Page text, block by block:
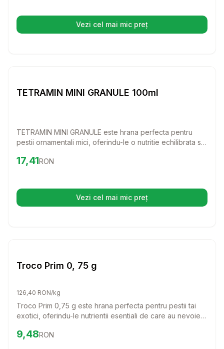
Vezi cel mai mic preț(se deschide într-o filă nouă)
Hrana Granule Pesti
TETRAMIN MINI GRANULE 100ml
TETRAMIN MINI GRANULE este hrana perfecta pentru
pestii ornamentali mici, oferindu-le o nutritie echilibrata si
ridicata, astfel incat pestii tai sa se bucure de fiecare
Preț:17.41
17,41RON
Vezi cel mai mic preț(se deschide într-o filă nouă)
Troco Prim 0, 75 g
126,40 RON/kg
Troco Prim 0,75 g este hrana perfecta pentru pestii tai
exotici, oferindu-le nutrientii esentiali de care au nevoie
0,5 mm sunt usor de consumat, iar formula bogata in
Preț:9.48
9,48RON